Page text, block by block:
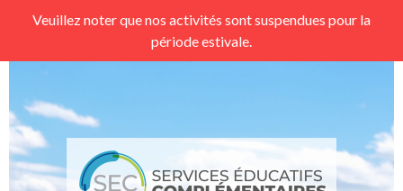
Veuillez noter que nos activités sont suspendues pour la
période estivale.